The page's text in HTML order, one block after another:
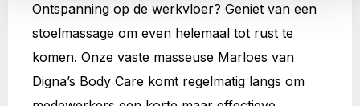
Ontspanning op de werkvloer? Geniet van een
stoelmassage om even helemaal tot rust te
komen. Onze vaste masseuse Marloes van
Digna’s Body Care komt regelmatig langs om